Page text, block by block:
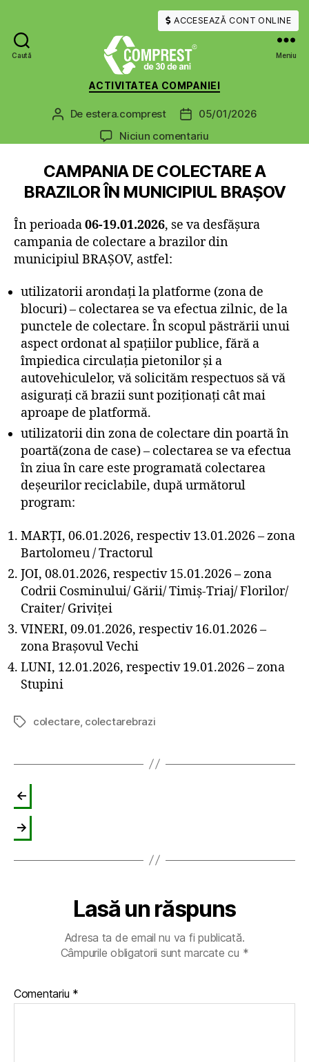
ACCESEAZĂ CONT ONLINE
Caută
COMPREST
Meniu
Categorii
ACTIVITATEA COMPANIEI
Autor
De estera.comprest
Dată
articol
05/01/2026
Niciun comentariula
CAMPANIA DE COLECTARE A
BRAZILOR ÎN MUNICIPIUL BRAȘOV
În perioada06-19.01.2026, se va desfășura
campania de colectare a brazilor din
municipiul BRAȘOV, astfel:
utilizatorii arondați la platforme (zona de
blocuri) – colectarea se va efectua zilnic, de la
punctele de colectare. În scopul păstrării unui
aspect ordonat al spațiilor publice, fără a
împiedica circulația pietonilor și a
autovehiculelor, vă solicităm respectuos să vă
asigurați că brazii sunt poziționați cât mai
aproape de platformă.
utilizatorii din zona de colectare din poartă în
poartă(zona de case) – colectarea se va efectua
în ziua în care este programată colectarea
deșeurilor reciclabile, după următorul
program:
MARȚI, 06.01.2026, respectiv 13.01.2026 – zona
Bartolomeu / Tractorul
JOI, 08.01.2026, respectiv 15.01.2026 – zona
Codrii Cosminului/ Gării/ Timiș-Triaj/ Florilor/
Craiter/ Griviței
VINERI, 09.01.2026, respectiv 16.01.2026 –
zona Brașovul Vechi
LUNI, 12.01.2026, respectiv 19.01.2026 – zona
Stupini
Etichetecolectare, colectarebrazi
←
→
Lasă un răspuns
Adresa ta de email nu va fi publicată.
Câmpurile obligatorii sunt marcate cu *
Comentariu *